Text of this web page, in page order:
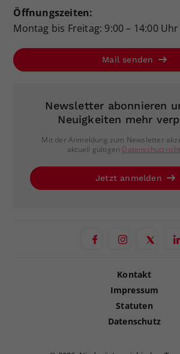
Öffnungszeiten:
Montag bis Freitag: 9:00 – 14:00 Uhr
Mail senden
Newsletter abonnieren
Neuigkeiten mehr
Mit der Anmeldung zum Newsletter
aktuell gültigen
Jetzt anmelden
Kontakt
Impressum
Statuten
Datenschutz